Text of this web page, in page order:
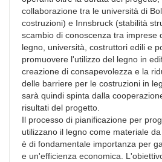
collaborazione tra le università di
costruzioni) e Innsbruck (stabilità
scambio di conoscenza tra imprese
legno, università, costruttori edili e
promuovere l'utilizzo del legno in
creazione di consapevolezza e la
delle barriere per le costruzioni in
sarà quindi spinta dalla
risultati del progetto.
Il processo di pianificazione per
utilizzano il legno come materiale
è di fondamentale importanza per
e un'efficienza economica.